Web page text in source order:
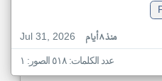
Jul 31, 2026
منذ ٨ أيام
عدد الكلمات: ٥١٨ الصور: ١